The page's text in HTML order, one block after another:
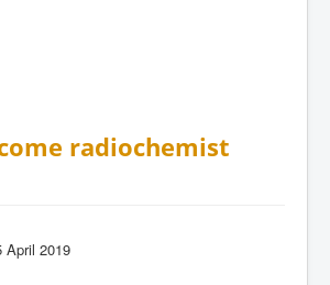
radiochemist
April 2019